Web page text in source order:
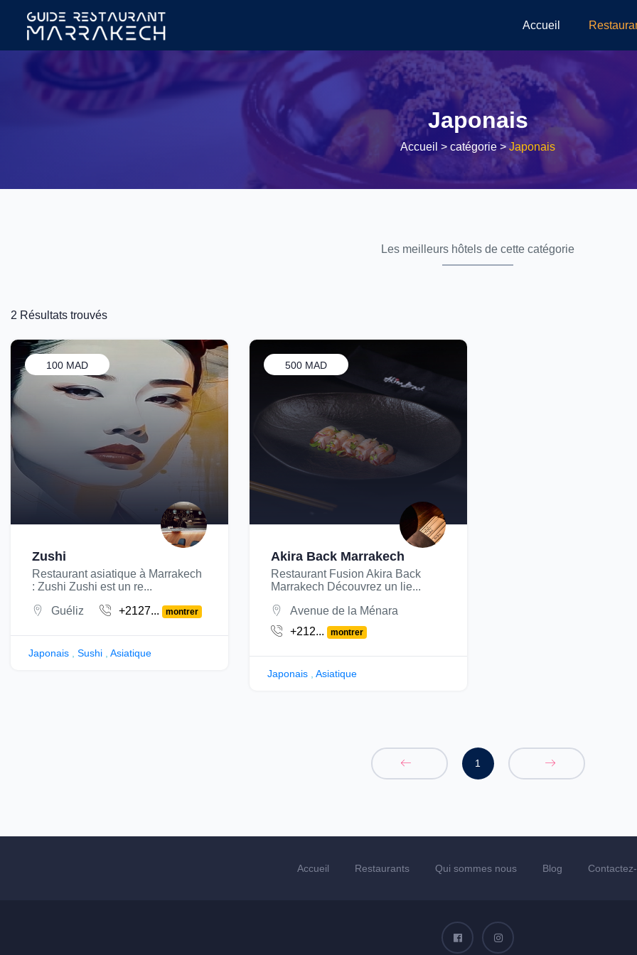
Accueil
Japonais
Accueil > catégorie >Japonais
Les meilleurs hôtels de cette catégorie
2 Résultats trouvés
100 MAD
Zushi
Restaurant asiatique à Marrakech
: Zushi Zushi est un re...
Guéliz
+2127... montrer
Japonais Sushi Asiatique
500 MAD
Akira Back Marrakech
Restaurant Fusion Akira Back
Marrakech Découvrez un lie...
Avenue de la Ménara
+212...
montrer
Japonais Asiatique
1
Accueil Restaurants Qui sommes nous Blog